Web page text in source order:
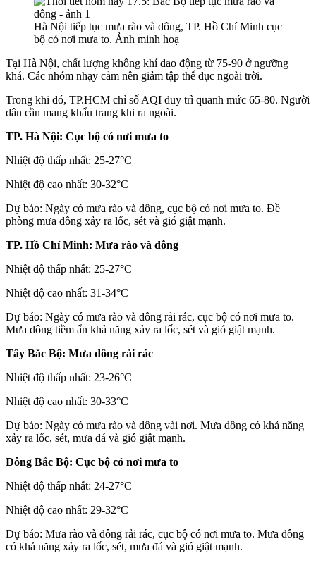
Hà Nội tiếp tục mưa rào và dông, TP. Hồ Chí Minh cục
bộ có nơi mưa to. Ảnh minh hoạ
Tại Hà Nội, chất lượng không khí dao động từ 75-90 ở ngưỡng
khá. Các nhóm nhạy cảm nên giảm tập thể dục ngoài trời.
Trong khi đó, TP.HCM chỉ số AQI duy trì quanh mức 65-80. Người
dân cần mang khẩu trang khi ra ngoài.
TP. Hà Nội: Cục bộ có nơi mưa to
Nhiệt độ thấp nhất: 25-27°C
Nhiệt độ cao nhất: 30-32°C
Dự báo: Ngày có mưa rào và dông, cục bộ có nơi mưa to. Đề
phòng mưa dông xảy ra lốc, sét và gió giật mạnh.
TP. Hồ Chí Minh: Mưa rào và dông
Nhiệt độ thấp nhất: 25-27°C
Nhiệt độ cao nhất: 31-34°C
Dự báo: Ngày có mưa rào và dông rải rác, cục bộ có nơi mưa to.
Mưa dông tiềm ẩn khả năng xảy ra lốc, sét và gió giật mạnh.
Tây Bắc Bộ: Mưa dông rải rác
Nhiệt độ thấp nhất: 23-26°C
Nhiệt độ cao nhất: 30-33°C
Dự báo: Ngày có mưa rào và dông vài nơi. Mưa dông có khả năng
xảy ra lốc, sét, mưa đá và gió giật mạnh.
Đông Bắc Bộ: Cục bộ có nơi mưa to
Nhiệt độ thấp nhất: 24-27°C
Nhiệt độ cao nhất: 29-32°C
Dự báo: Mưa rào và dông rải rác, cục bộ có nơi mưa to. Mưa dông
có khả năng xảy ra lốc, sét, mưa đá và gió giật mạnh.